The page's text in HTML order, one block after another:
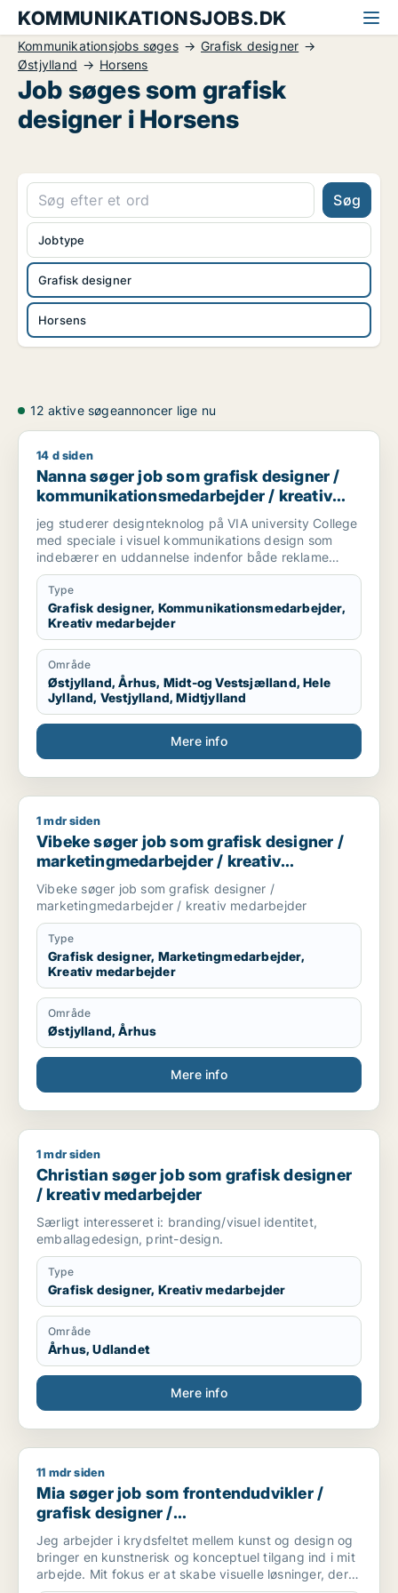
KOMMUNIKATIONSJOBS.DK
Kommunikationsjobs søges
Grafisk designer
Østjylland
Horsens
Job søges som grafisk
designer i Horsens
Søg
Grafisk designer
Horsens
Jobtype
12 aktive søgeannoncer lige nu
Nanna søger job som grafisk designer /
14 d siden
Nanna søger job som grafisk designer /
kommunikationsmedarbejder / kreativ
medarbejder
jeg studerer designteknolog på VIA university College
med speciale i visuel kommunikations design som
indebærer en uddannelse indenfor både reklame
branchen og grafisk design. Vi arbejder med
magasiner, kampagner, plakater, styling til billeder,
mode og livsstil, trends og markedsføring. jeg søger
praktikplads indefor grafisk design, kampagner,
reklamer, SoMe, magasiner, reklame bureau, mode
brands, livsstil brands, stylist og generelt alt der har
med visuel kommunikation at gøre.
Type
Grafisk designer, Kommunikationsmedarbejder,
Kreativ medarbejder
Område
Østjylland, Århus, Midt-og Vestsjælland, Hele
Jylland, Vestjylland, Midtjylland
Mere info
Vibeke søger job som grafisk designer /
1 mdr siden
Vibeke søger job som grafisk designer /
marketingmedarbejder / kreativ
medarbejder
Vibeke søger job som grafisk designer /
marketingmedarbejder / kreativ medarbejder
Type
Grafisk designer, Marketingmedarbejder,
Kreativ medarbejder
Område
Østjylland, Århus
Mere info
Christian søger job som grafisk designer / kreativ
1 mdr siden
Christian søger job som grafisk designer
/ kreativ medarbejder
Særligt interesseret i: branding/visuel identitet,
emballagedesign, print-design.
Type
Grafisk designer, Kreativ medarbejder
Område
Århus, Udlandet
Mere info
Mia søger job som frontendudvikler / grafisk designer /
11 mdr siden
Mia søger job som frontendudvikler /
grafisk designer /
kommunikationsmedarbejder / kreativ
medarbejder
Jeg arbejder i krydsfeltet mellem kunst og design og
bringer en kunstnerisk og konceptuel tilgang ind i mit
arbejde. Mit fokus er at skabe visuelle løsninger, der